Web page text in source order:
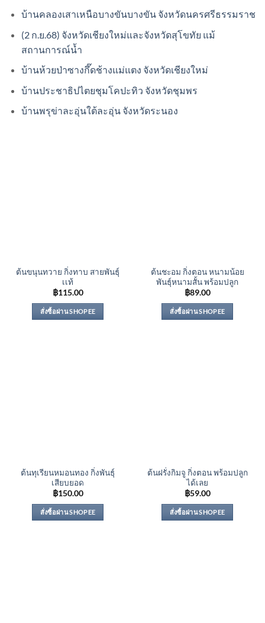
บ้านคลองเสาเหนือบางขันบางขัน จังหวัดนครศรีธรรมราช
(2 ก.ย.68) จังหวัดเชียงใหม่และจังหวัดสุโขทัย แม้
สถานการณ์น้ำ
บ้านห้วยป่าซางกึ๊ดช้างแม่แตง จังหวัดเชียงใหม่
บ้านประชาธิปไตยชุมโคปะทิว จังหวัดชุมพร
บ้านพรุข่าละอุ่นใต้ละอุ่น จังหวัดระนอง
ต้นขนุนทวาย กิ่งทาบ สายพันธุ์
เเท้
฿115.00
สั่งซื้อผ่าน SHOPEE
ต้นชะอม กิ่งตอน หนามน้อย
พันธุ์หนามสั้น พร้อมปลูก
฿89.00
สั่งซื้อผ่าน SHOPEE
ต้นทุเรียนหมอนทอง กิ่งพันธุ์
เสียบยอด
฿150.00
สั่งซื้อผ่าน SHOPEE
ต้นฝรั่งกิมจู กิ่งตอน พร้อมปลูก
ได้เลย
฿59.00
สั่งซื้อผ่าน SHOPEE